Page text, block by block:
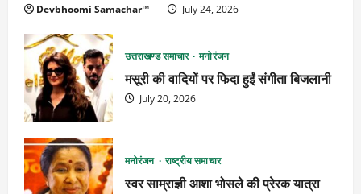
Devbhoomi Samachar™ July 24, 2026
उत्तराखण्ड समाचार मनोरंजन
मसूरी की वादियों पर फिदा हुईं संगीता बिजलानी
July 20, 2026
मनोरंजन राष्ट्रीय समाचार
स्वर साम्राज्ञी आशा भोसले की प्रेरक यात्रा